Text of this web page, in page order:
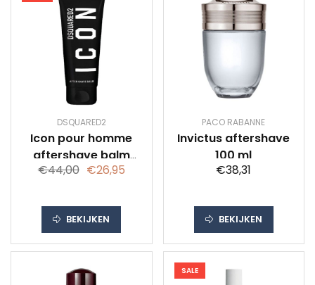
DSQUARED2
Icon pour homme
aftershave balm
100 ml
€44,00 €26,95
BEKIJKEN
PACO RABANNE
Invictus aftershave
100 ml
€38,31
BEKIJKEN
SALE